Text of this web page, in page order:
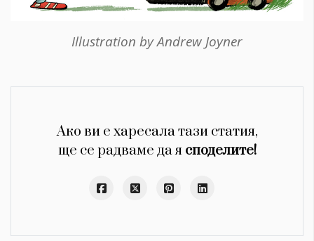
Illustration by Andrew Joyner
Ако ви е харесала тази статия,
ще се радваме да я споделите!